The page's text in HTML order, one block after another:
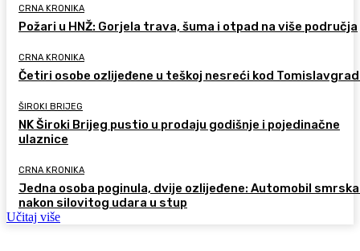
CRNA KRONIKA
Požari u HNŽ: Gorjela trava, šuma i otpad na više područja
CRNA KRONIKA
Četiri osobe ozlijeđene u teškoj nesreći kod
ŠIROKI BRIJEG
NK Široki Brijeg pustio u prodaju godišnje i pojedinačne
ulaznice
CRNA KRONIKA
Jedna osoba poginula, dvije ozlijeđene: Automobil
nakon silovitog udara u stup
Učitaj više